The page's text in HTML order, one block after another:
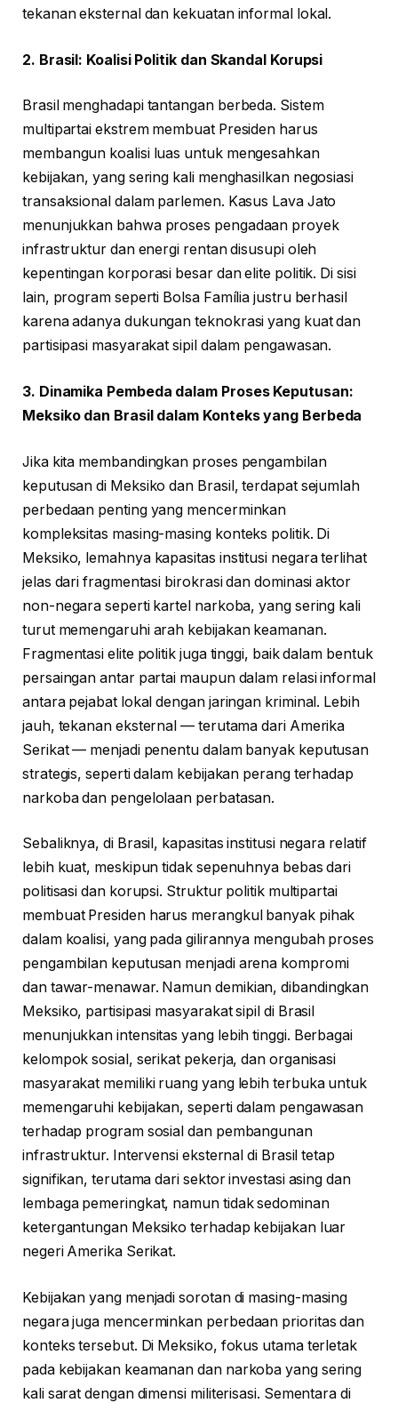
tekanan eksternal dan kekuatan informal lokal.
2. Brasil: Koalisi Politik dan Skandal Korupsi
Brasil menghadapi tantangan berbeda. Sistem
multipartai ekstrem membuat Presiden harus
membangun koalisi luas untuk mengesahkan
kebijakan, yang sering kali menghasilkan negosiasi
transaksional dalam parlemen. Kasus Lava Jato
menunjukkan bahwa proses pengadaan proyek
infrastruktur dan energi rentan disusupi oleh
kepentingan korporasi besar dan elite politik. Di sisi
lain, program seperti Bolsa Família justru berhasil
karena adanya dukungan teknokrasi yang kuat dan
partisipasi masyarakat sipil dalam pengawasan.
3. Dinamika Pembeda dalam Proses Keputusan:
Meksiko dan Brasil dalam Konteks yang Berbeda
Jika kita membandingkan proses pengambilan
keputusan di Meksiko dan Brasil, terdapat sejumlah
perbedaan penting yang mencerminkan
kompleksitas masing-masing konteks politik. Di
Meksiko, lemahnya kapasitas institusi negara terlihat
jelas dari fragmentasi birokrasi dan dominasi aktor
non-negara seperti kartel narkoba, yang sering kali
turut memengaruhi arah kebijakan keamanan.
Fragmentasi elite politik juga tinggi, baik dalam bentuk
persaingan antar partai maupun dalam relasi informal
antara pejabat lokal dengan jaringan kriminal. Lebih
jauh, tekanan eksternal — terutama dari Amerika
Serikat — menjadi penentu dalam banyak keputusan
strategis, seperti dalam kebijakan perang terhadap
narkoba dan pengelolaan perbatasan.
Sebaliknya, di Brasil, kapasitas institusi negara relatif
lebih kuat, meskipun tidak sepenuhnya bebas dari
politisasi dan korupsi. Struktur politik multipartai
membuat Presiden harus merangkul banyak pihak
dalam koalisi, yang pada gilirannya mengubah proses
pengambilan keputusan menjadi arena kompromi
dan tawar-menawar. Namun demikian, dibandingkan
Meksiko, partisipasi masyarakat sipil di Brasil
menunjukkan intensitas yang lebih tinggi. Berbagai
kelompok sosial, serikat pekerja, dan organisasi
masyarakat memiliki ruang yang lebih terbuka untuk
memengaruhi kebijakan, seperti dalam pengawasan
terhadap program sosial dan pembangunan
infrastruktur. Intervensi eksternal di Brasil tetap
signifikan, terutama dari sektor investasi asing dan
lembaga pemeringkat, namun tidak sedominan
ketergantungan Meksiko terhadap kebijakan luar
negeri Amerika Serikat.
Kebijakan yang menjadi sorotan di masing-masing
negara juga mencerminkan perbedaan prioritas dan
konteks tersebut. Di Meksiko, fokus utama terletak
pada kebijakan keamanan dan narkoba yang sering
kali sarat dengan dimensi militerisasi. Sementara di